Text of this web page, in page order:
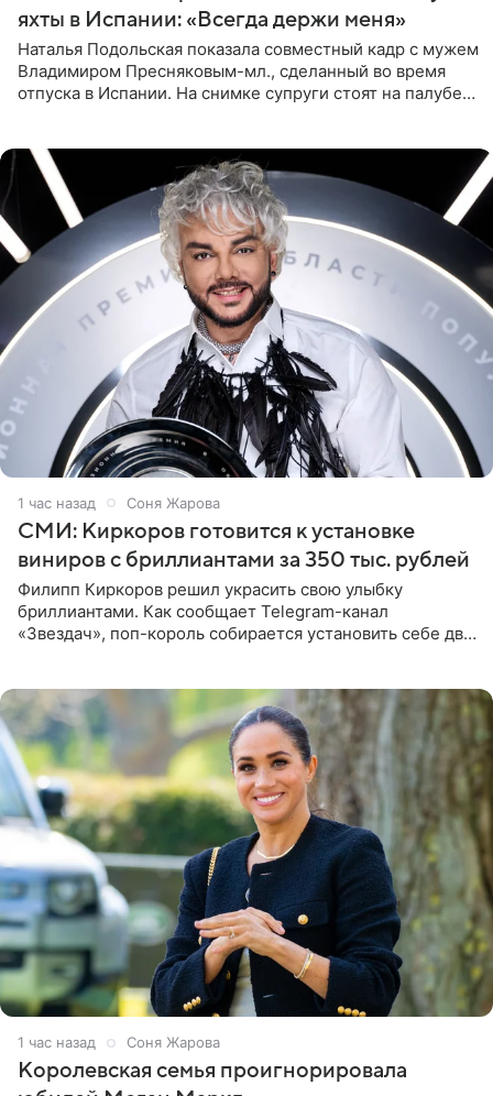
яхты в Испании: «Всегда держи меня»
Наталья Подольская показала совместный кадр с мужем
Владимиром Пресняковым-мл., сделанный во время
отпуска в Испании. На снимке супруги стоят на палубе
1 час назад Соня Жарова
СМИ: Киркоров готовится к установке
виниров с бриллиантами за 350 тыс. рублей
Филипп Киркоров решил украсить свою улыбку
бриллиантами. Как сообщает Telegram-канал
«Звездач», поп-король собирается установить себе два
1 час назад Соня Жарова
Королевская семья проигнорировала